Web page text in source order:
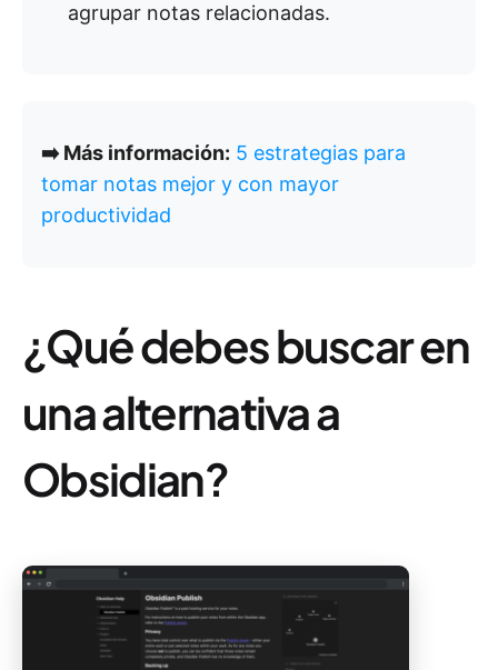
agrupar notas relacionadas.
➡️ Más información: 5 estrategias para
tomar notas mejor y con mayor
productividad
¿Qué debes buscar en
una alternativa a
Obsidian?